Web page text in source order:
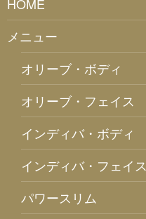
メニュー
オリーブ・ボディ
オリーブ・フェイス
インディバ・ボディ
インディバ・フェイス
パワースリム